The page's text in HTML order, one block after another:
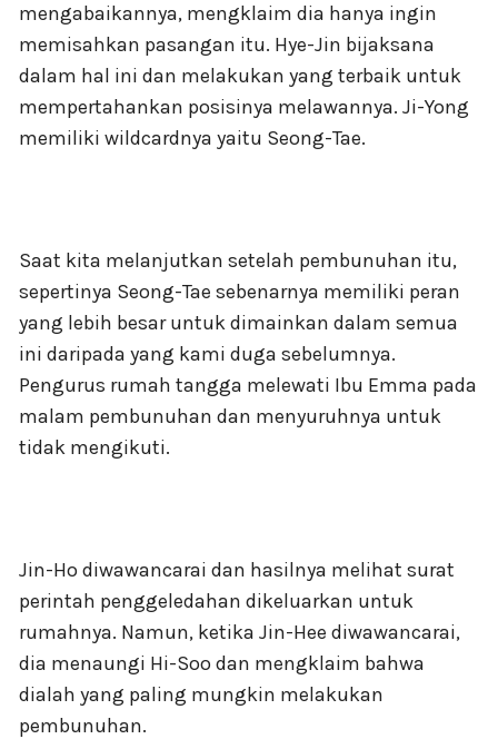
mengabaikannya, mengklaim dia hanya ingin
memisahkan pasangan itu. Hye-Jin bijaksana
dalam hal ini dan melakukan yang terbaik untuk
mempertahankan posisinya melawannya. Ji-Yong
memiliki wildcardnya yaitu Seong-Tae.
Saat kita melanjutkan setelah pembunuhan itu,
sepertinya Seong-Tae sebenarnya memiliki peran
yang lebih besar untuk dimainkan dalam semua
ini daripada yang kami duga sebelumnya.
Pengurus rumah tangga melewati Ibu Emma pada
malam pembunuhan dan menyuruhnya untuk
tidak mengikuti.
Jin-Ho diwawancarai dan hasilnya melihat surat
perintah penggeledahan dikeluarkan untuk
rumahnya. Namun, ketika Jin-Hee diwawancarai,
dia menaungi Hi-Soo dan mengklaim bahwa
dialah yang paling mungkin melakukan
pembunuhan.